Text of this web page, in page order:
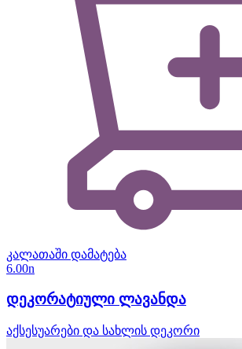
კალათაში დამატება
6.00n
დეკორატიული ლავანდა
აქსესუარები და სახლის დეკორი